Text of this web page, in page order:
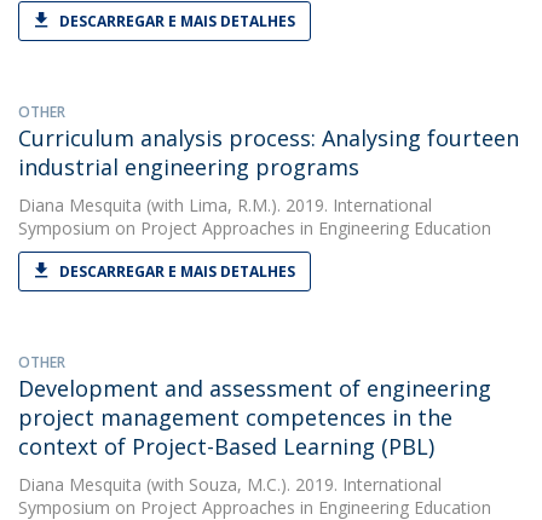
DESCARREGAR E MAIS DETALHES
OTHER
Curriculum analysis process: Analysing fourteen
industrial engineering programs
Diana Mesquita (with Lima, R.M.). 2019. International
Symposium on Project Approaches in Engineering Education
DESCARREGAR E MAIS DETALHES
OTHER
Development and assessment of engineering
project management competences in the
context of Project-Based Learning (PBL)
Diana Mesquita (with Souza, M.C.). 2019. International
Symposium on Project Approaches in Engineering Education